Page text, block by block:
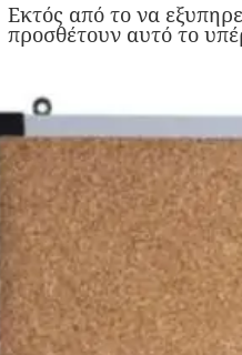
Εκτός από το να
προσθέτουν αυτό το